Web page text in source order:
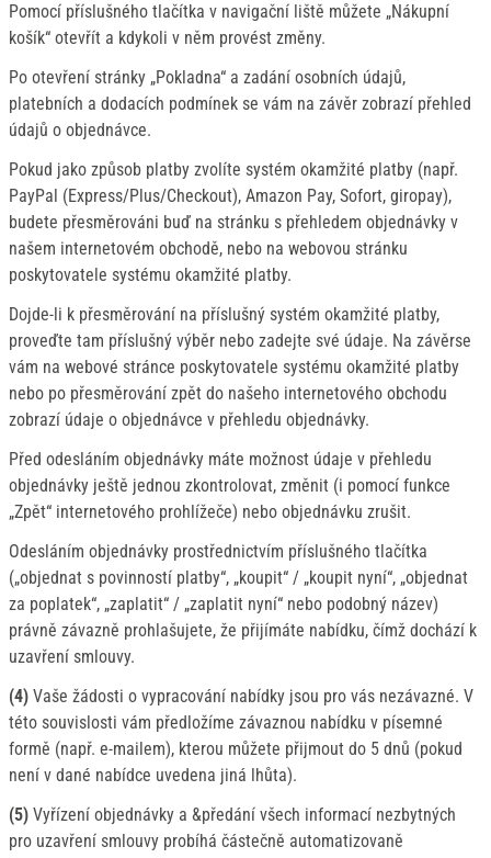
Pomocí příslušného tlačítka v navigační liště můžete „Nákupní
košík“ otevřít a kdykoli v něm provést změny.
Po otevření stránky „Pokladna“ a zadání osobních údajů,
platebních a dodacích podmínek se vám na závěr zobrazí přehled
údajů o objednávce.
Pokud jako způsob platby zvolíte systém okamžité platby (např.
PayPal (Express/Plus/Checkout), Amazon Pay, Sofort, giropay),
budete přesměrováni buď na stránku s přehledem objednávky v
našem internetovém obchodě, nebo na webovou stránku
poskytovatele systému okamžité platby.
Dojde-li k přesměrování na příslušný systém okamžité platby,
proveďte tam příslušný výběr nebo zadejte své údaje. Na závěrse
vám na webové stránce poskytovatele systému okamžité platby
nebo po přesměrování zpět do našeho internetového obchodu
zobrazí údaje o objednávce v přehledu objednávky.
Před odesláním objednávky máte možnost údaje v přehledu
objednávky ještě jednou zkontrolovat, změnit (i pomocí funkce
„Zpět“ internetového prohlížeče) nebo objednávku zrušit.
Odesláním objednávky prostřednictvím příslušného tlačítka
(„objednat s povinností platby“, „koupit“ / „koupit nyní“, „objednat
za poplatek“, „zaplatit“ / „zaplatit nyní“ nebo podobný název)
právně závazně prohlašujete, že přijímáte nabídku, čímž dochází k
uzavření smlouvy.
(4) Vaše žádosti o vypracování nabídky jsou pro vás nezávazné. V
této souvislosti vám předložíme závaznou nabídku v písemné
formě (např. e-mailem), kterou můžete přijmout do 5 dnů (pokud
není v dané nabídce uvedena jiná lhůta).
(5) Vyřízení objednávky a &předání všech informací nezbytných
pro uzavření smlouvy probíhá částečně automatizovaně